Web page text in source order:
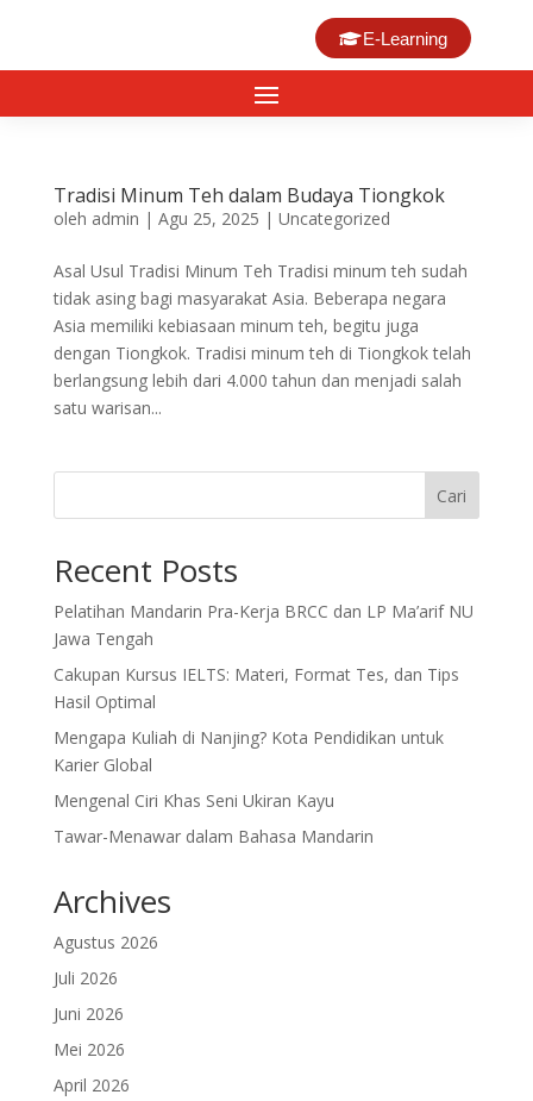
E-Learning
Tradisi Minum Teh dalam Budaya Tiongkok
oleh admin | Agu 25, 2025 | Uncategorized
Asal Usul Tradisi Minum Teh Tradisi minum teh sudah
tidak asing bagi masyarakat Asia. Beberapa negara
Asia memiliki kebiasaan minum teh, begitu juga
dengan Tiongkok. Tradisi minum teh di Tiongkok telah
berlangsung lebih dari 4.000 tahun dan menjadi salah
satu warisan...
Cari
Recent Posts
Pelatihan Mandarin Pra-Kerja BRCC dan LP Ma’arif NU
Jawa Tengah
Cakupan Kursus IELTS: Materi, Format Tes, dan Tips
Hasil Optimal
Mengapa Kuliah di Nanjing? Kota Pendidikan untuk
Karier Global
Mengenal Ciri Khas Seni Ukiran Kayu
Tawar-Menawar dalam Bahasa Mandarin
Archives
Agustus 2026
Juli 2026
Juni 2026
Mei 2026
April 2026